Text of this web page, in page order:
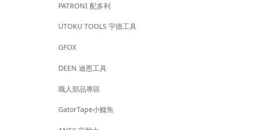
PATRONI 配多利
UTOKU TOOLS 宇德工具
GFOX
DEEN 迪恩工具
職人部品專區
GatorTape小鱷魚